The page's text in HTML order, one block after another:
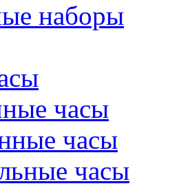
наборы
часы
часы
часы